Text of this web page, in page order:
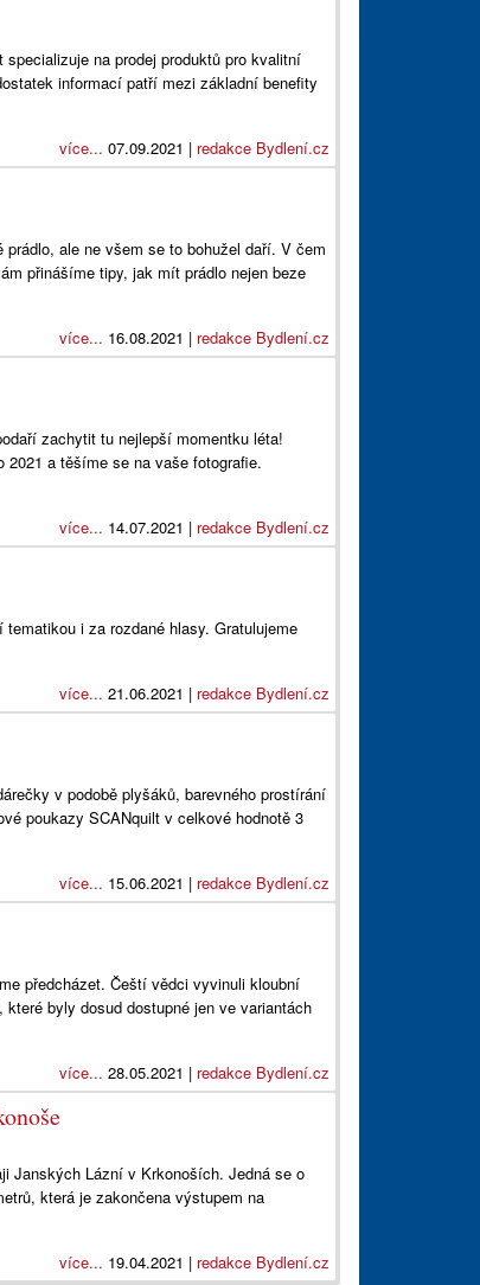
na prodej produktů pro kvalitní
informací patří mezi základní benefity
více... 07.09.2021 | redakce Bydlení.cz
ale ne všem se to bohužel daří. V čem
přinášíme tipy, jak mít prádlo nejen beze
více... 16.08.2021 | redakce Bydlení.cz
zachytit tu nejlepší momentku léta!
a těšíme se na vaše fotografie.
více... 14.07.2021 | redakce Bydlení.cz
i za rozdané hlasy. Gratulujeme
více... 21.06.2021 | redakce Bydlení.cz
v podobě plyšáků, barevného prostírání
poukazy SCANquilt v celkové hodnotě 3
více... 15.06.2021 | redakce Bydlení.cz
předcházet. Čeští vědci vyvinuli kloubní
byly dosud dostupné jen ve variantách
více... 28.05.2021 | redakce Bydlení.cz
Janských Lázní v Krkonoších. Jedná se o
která je zakončena výstupem na
více... 19.04.2021 | redakce Bydlení.cz